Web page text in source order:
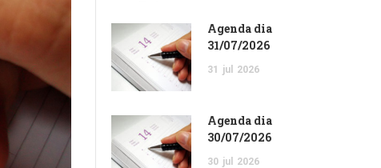
Agenda dia
31/07/2026
31 jul 2026
Agenda dia
30/07/2026
30 jul 2026